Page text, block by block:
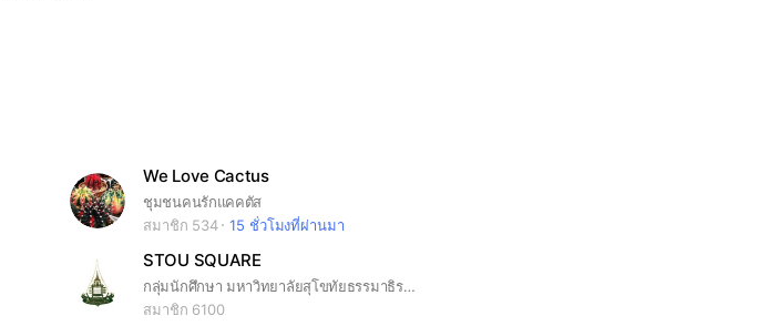
We Love Cactus
ชุมชนคนรักแคคตัส
สมาชิก 534
15 ชั่วโมงที่ผ่านมา
STOU SQUARE
กลุ่มนักศึกษา มหาวิทยาลัยสุโขทัยธรรมาธิราช (มสธ.) Sukhothai Thammathirat Open University [STOU]
สมาชิก 6100